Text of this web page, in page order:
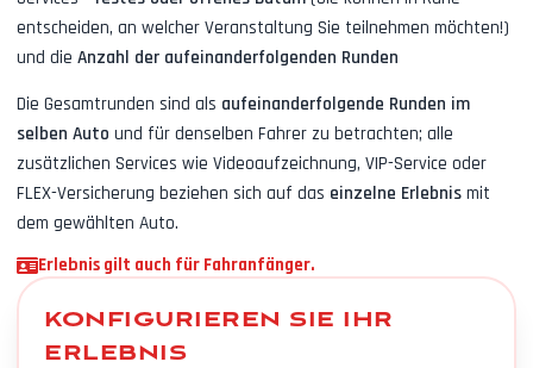
entscheiden, an welcher Veranstaltung Sie teilnehmen möchten!)
und die Anzahl der aufeinanderfolgenden Runden
Die Gesamtrunden sind als aufeinanderfolgende Runden im
selben Auto und für denselben Fahrer zu betrachten; alle
zusätzlichen Services wie Videoaufzeichnung, VIP-Service oder
FLEX-Versicherung beziehen sich auf das einzelne Erlebnis mit
dem gewählten Auto.
Erlebnis gilt auch für Fahranfänger.
KONFIGURIEREN SIE IHR
ERLEBNIS